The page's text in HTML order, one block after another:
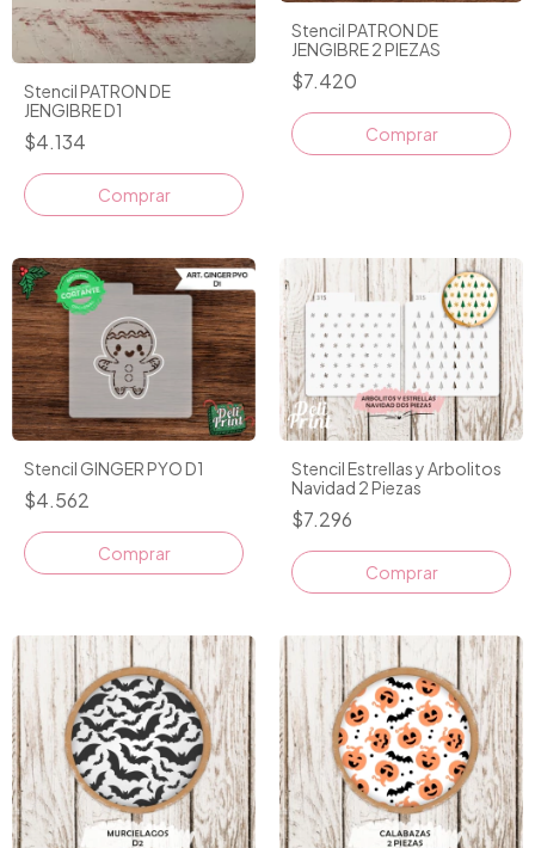
Stencil PATRON DE
JENGIBRE D1
$4.134
Stencil PATRON DE
JENGIBRE 2 PIEZAS
$7.420
Stencil GINGER PYO D1
$4.562
Comprar
Stencil Estrellas y Arbolitos
Navidad 2 Piezas
$7.296